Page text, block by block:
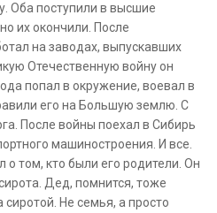
Оба поступили в высшие
их окончили. После
на заводах, выпускавших
Отечественную войну он
попал в окружение, воевал в
его на Большую землю. С
После войны поехал в Сибирь
машиностроения. И все.
о том, кто были его родители. Он
Дед, помнится, тоже
Не семья, а просто